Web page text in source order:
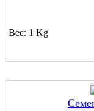
Вес: 1 Kg